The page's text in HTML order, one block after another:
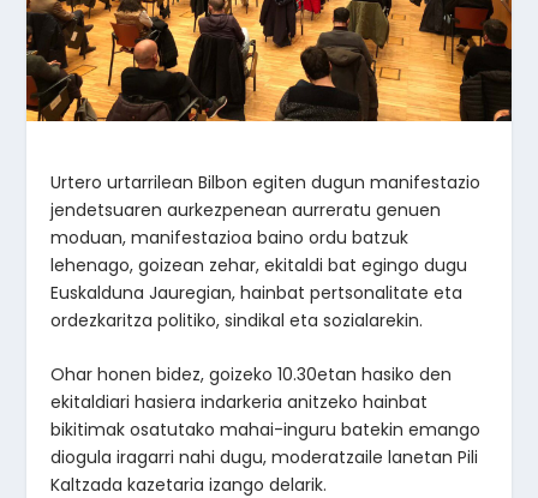
Urtero urtarrilean Bilbon egiten dugun manifestazio
jendetsuaren aurkezpenean aurreratu genuen
moduan, manifestazioa baino ordu batzuk
lehenago, goizean zehar, ekitaldi bat egingo dugu
Euskalduna Jauregian, hainbat pertsonalitate eta
ordezkaritza politiko, sindikal eta sozialarekin.
Ohar honen bidez, goizeko 10.30etan hasiko den
ekitaldiari hasiera indarkeria anitzeko hainbat
bikitimak osatutako mahai-inguru batekin emango
diogula iragarri nahi dugu, moderatzaile lanetan Pili
Kaltzada kazetaria izango delarik.